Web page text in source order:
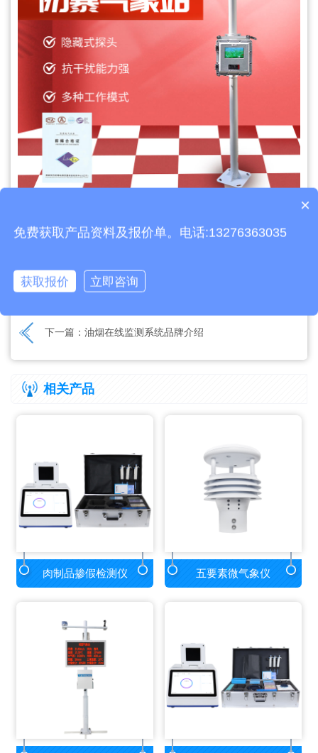
下一篇： 油烟在线监测系统品牌介绍
相关产品
肉制品掺假检测仪 五要素微气象仪
产品包含安装吗？
×
免费获取产品资料及报价单。电话:13276363035
获取报价 立即咨询